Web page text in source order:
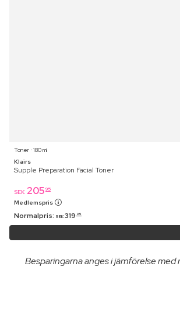
Toner ⋅ 180 ml
Klairs
Supple Preparation Facial Toner
SEK 205 95
Medlemspris
Normalpris: SEK 319 95
Besparingarna anges i jämförelse